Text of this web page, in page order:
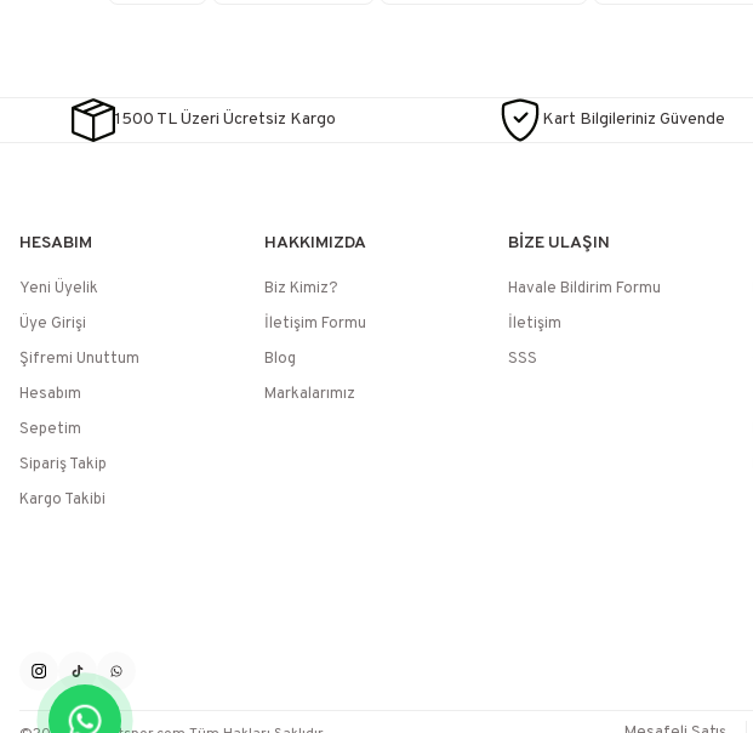
1500 TL Üzeri Ücretsiz Kargo Kart Bilgileriniz Güvende
HESABIM
Yeni Üyelik
Üye Girişi
Şifremi Unuttum
Hesabım
Sepetim
Sipariş Takip
Kargo Takibi
HAKKIMIZDA
Biz Kimiz?
İletişim Formu
Blog
Markalarımız
BİZE ULAŞIN
Havale Bildirim Formu
İletişim
SSS